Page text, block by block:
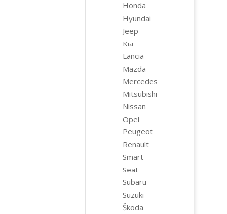
Honda
Hyundai
Jeep
Kia
Lancia
Mazda
Mercedes
Mitsubishi
Nissan
Opel
Peugeot
Renault
Smart
Seat
Subaru
Suzuki
Škoda